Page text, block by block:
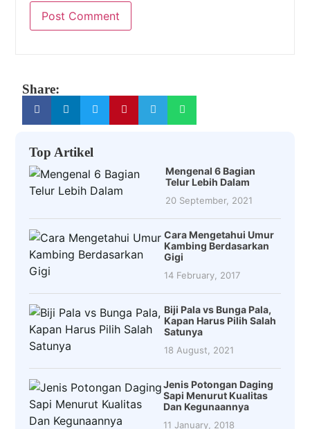
Share:
Top Artikel
Mengenal 6 Bagian
Telur Lebih Dalam
20 September, 2021
Cara Mengetahui Umur
Kambing Berdasarkan
Gigi
14 February, 2017
Biji Pala vs Bunga Pala,
Kapan Harus Pilih Salah
Satunya
18 August, 2021
Jenis Potongan Daging
Sapi Menurut Kualitas
Dan Kegunaannya
11 January, 2018